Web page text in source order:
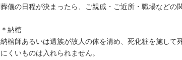
葬儀の日程が決まったら、ご親戚・ご近所・職場などの
＊納棺
納棺師あるいは遺族が故人の体を清め、死化粧を施して
にくいものは入れられません。